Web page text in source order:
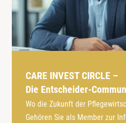
CARE INVEST CIRCLE –
Die Entscheider-
Wo die Zukunft der
Gehören Sie als Member zur